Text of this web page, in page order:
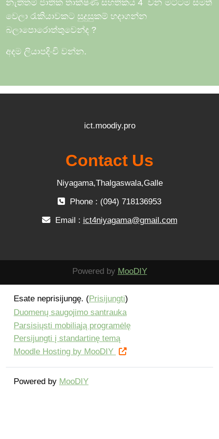
නැතිතම් ජාතික තාක්ෂණ සහතිකය 4 වන මට්ටම සමත්
වෙලා රැකියාවකට සුදුසුකම් හදාගන්න
බලාපොරොත්තුවෙන්ද ?
අදම ලියාපදිංචි වන්න.
ict.moodiy.pro
Contact Us
Niyagama,Thalgaswala,Galle
Phone : (094) 718136953
Email : ict4niyagama@gmail.com
Powered by MooDIY
Esate neprisijungę. (Prisijungti)
Duomenų saugojimo santrauka
Parsisiųsti mobiliąją programėlę
Persijungti į standartinę temą
Moodle Hosting by MooDIY
Powered by MooDIY